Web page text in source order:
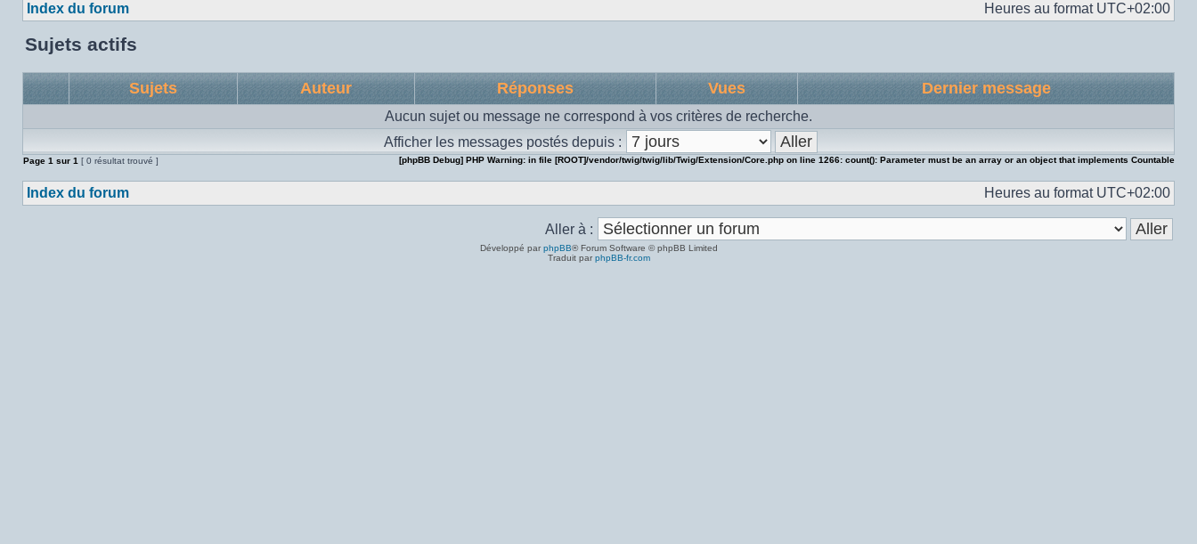
Index du forum Heures au format UTC+02:00
Sujets actifs
Sujets Auteur Réponses Vues Dernier message
Aucun sujet ou message ne correspond à vos critères de recherche.
Afficher les messages postés depuis :
Page 1 sur 1 [ 0 résultat trouvé ] [phpBB Debug] PHP Warning: in file [ROOT]/vendor/twig/twig/lib/Twig/Extension/Core.php on line 1266: count(): Parameter must be an array or an object that implements Countable
Index du forum Heures au format UTC+02:00
Aller à :
Développé par phpBB® Forum Software © phpBB Limited
Traduit par phpBB-fr.com